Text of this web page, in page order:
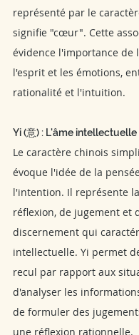
représenté par le
signifie "cœur". Cette
évidence l'importance de
l'esprit et les émotions,
rationalité et l'intuition.
Yi (意) : L'âme
Le caractère chinois
évoque l'idée de la
l'intention. Il représente
réflexion, de jugement et
discernement qui
intellectuelle. Yi permet
recul par rapport aux
d'analyser les
de formuler des
une réflexion rationnelle.